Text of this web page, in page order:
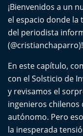
Tu Mereces Ser Feliz
Efemérides
Cultura y
Del Fin del Mundo
Deportes
¡Bienvenidos a un
el espacio donde la
del periodista
(@cristianchaparro)!
En este capítulo,
con el Solsticio de
y revisamos el
ingenieros
autónomo. Pero
la inesperada